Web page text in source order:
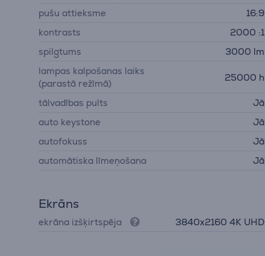
pušu attieksme
16:9
kontrasts
2000 :1
spilgtums
3000 lm
lampas kalpošanas laiks
(parastā režīmā)
25000 h
tālvadības pults
Jā
auto keystone
Jā
autofokuss
Jā
automātiska līmeņošana
Jā
Ekrāns
ekrāna izšķirtspēja 3840х2160 4K UHD